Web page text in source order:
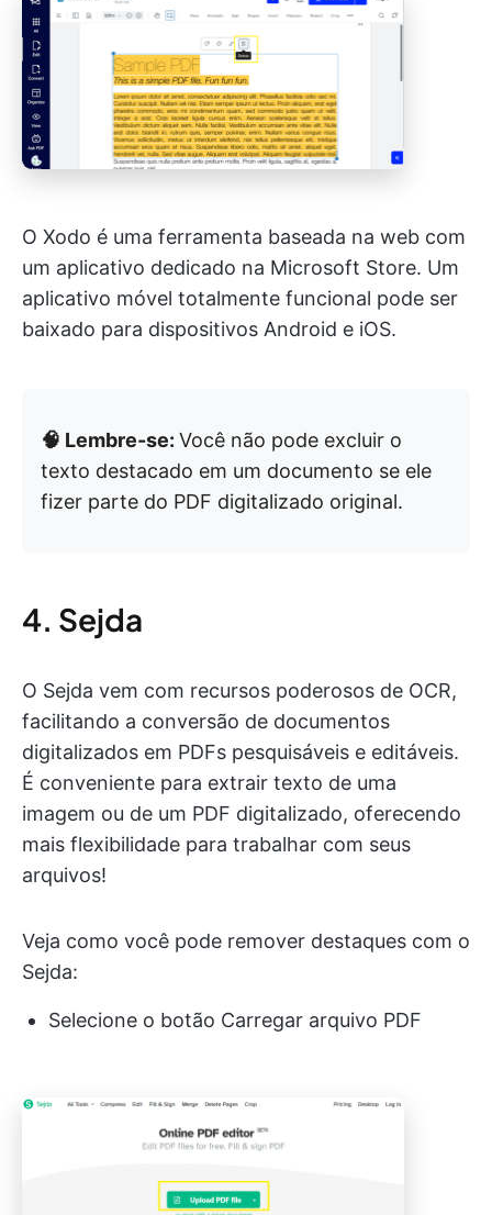
O Xodo é uma ferramenta baseada na web com
um aplicativo dedicado na Microsoft Store. Um
aplicativo móvel totalmente funcional pode ser
baixado para dispositivos Android e iOS.
🧠 Lembre-se: Você não pode excluir o
texto destacado em um documento se ele
fizer parte do PDF digitalizado original.
4. Sejda
O Sejda vem com recursos poderosos de OCR,
facilitando a conversão de documentos
digitalizados em PDFs pesquisáveis e editáveis.
É conveniente para extrair texto de uma
imagem ou de um PDF digitalizado, oferecendo
mais flexibilidade para trabalhar com seus
arquivos!
Veja como você pode remover destaques com o
Sejda:
Selecione o botão Carregar arquivo PDF